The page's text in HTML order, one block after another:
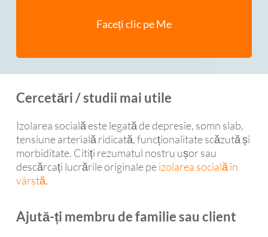
Faceți clic pe Me
Cercetări / studii mai utile
Izolarea socială este legată de depresie, somn slab,
tensiune arterială ridicată, funcționalitate scăzută și
morbiditate. Citiți rezumatul nostru ușor sau
descărcați lucrările originale peizolarea socială în
vârstă.
Ajută-ți membru de familie sau client